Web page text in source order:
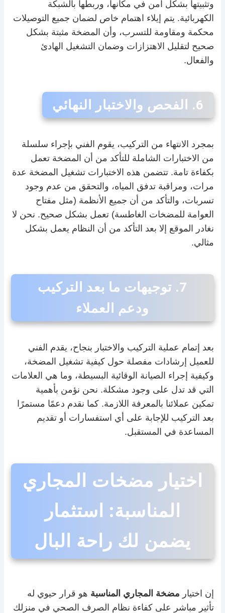
وتثبيتها بشكل آمن في مكانها، وربطها بالشبكة
الكهربائية. يتم إيلاء اهتمام خاص لضمان جميع التوصيلات
محكمة ومقاومة للتسرب، وأن المضخة مثبتة بشكل
صحيح لتقليل الاهتزازات وضمان التشغيل الهادئ
والفعال.
6. الفحص والاختبار النهائي
بمجرد الانتهاء من التركيب، يقوم الفني بإجراء سلسلة
من الاختبارات الشاملة للتأكد من أن المضخة تعمل
بكفاءة تامة. تتضمن هذه الاختبارات تشغيل المضخة عدة
مرات، ومراقبة تدفق المياه، والتحقق من عدم وجود
تسربات، والتأكد من أن جميع الأنظمة (مثل مفتاح
العوامة للمضخات الغاطسة) تعمل بشكل صحيح. نحن لا
نغادر الموقع إلا بعد التأكد من أن النظام يعمل بشكل
مثالي.
7. توجيهات ما بعد التركيب
ودعم العملاء
بعد إتمام عملية التركيب والاختبار بنجاح، يقدم الفني
للعميل إرشادات مفصلة حول كيفية تشغيل المضخة،
وكيفية إجراء الصيانة الوقائية البسيطة، وما هي العلامات
التي قد تدل على وجود مشكلة. نحن نؤمن بأهمية
تمكين عملائنا بالمعرفة اللازمة. كما نقدم دعمًا مستمرًا
بعد التركيب للإجابة على أي استفسارات أو تقديم
المساعدة في المستقبل.
اختيار مضخات المجاري
المناسبة: استثمار
يضمن لك راحة البال
إن اختيار مضخة المجاري المناسبة هو قرار حيوي له
تأثير مباشر على كفاءة نظام الصرف الصحي في منزلك